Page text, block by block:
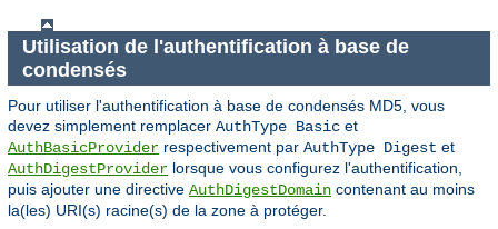
Utilisation de l'authentification à base de
condensés
Pour utiliser l'authentification à base de condensés MD5, vous
devez simplement remplacer AuthType Basic et
AuthBasicProvider respectivement par AuthType Digest et
AuthDigestProvider lorsque vous configurez l'authentification,
puis ajouter une directive AuthDigestDomain contenant au moins
la(les) URI(s) racine(s) de la zone à protéger.